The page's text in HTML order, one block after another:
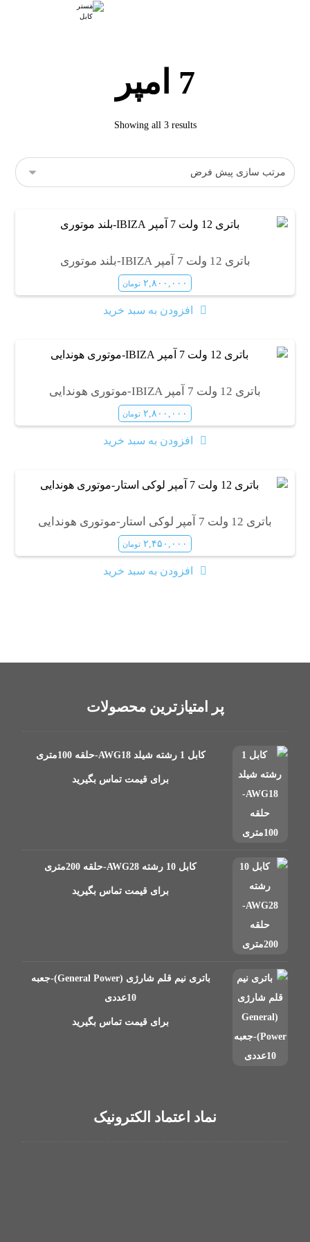
7 امپر
Showing all 3 results
باتری 12 ولت 7 آمپر IBIZA-بلند موتوری
۲,۸۰۰,۰۰۰ تومان
افزودن به سبد خرید
باتری 12 ولت 7 آمپر IBIZA-موتوری هوندایی
۲,۸۰۰,۰۰۰ تومان
افزودن به سبد خرید
باتری 12 ولت 7 آمپر لوکی استار-موتوری هوندایی
۲,۴۵۰,۰۰۰ تومان
افزودن به سبد خرید
پر امتیازترین محصولات
کابل 1 رشته شیلد AWG18-حلقه 100متری
برای قیمت تماس بگیرید
کابل 10 رشته AWG28-حلقه 200متری
برای قیمت تماس بگیرید
باتری نیم قلم شارژی (General Power)-جعبه
10عددی
برای قیمت تماس بگیرید
نماد اعتماد الکترونیک